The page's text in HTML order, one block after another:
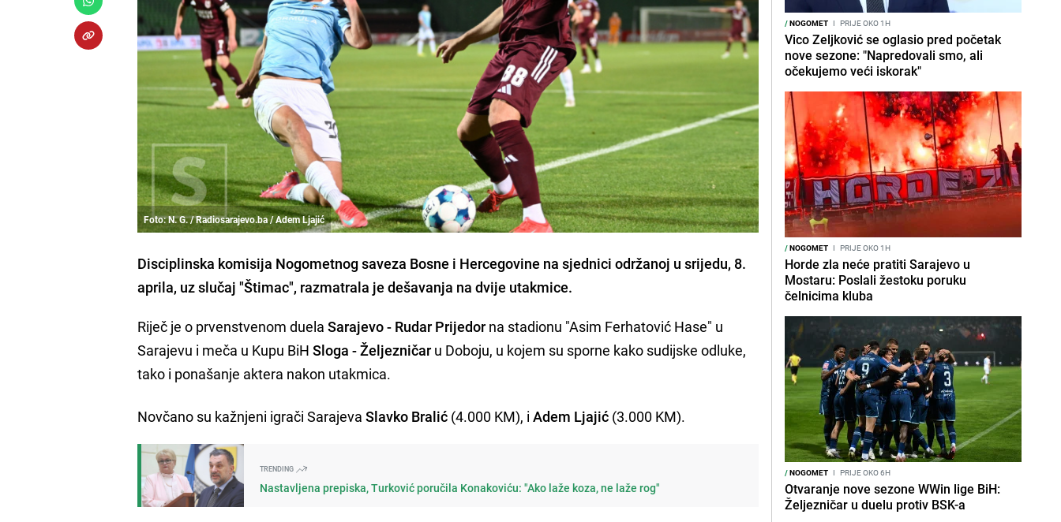
Foto: N. G. / Radiosarajevo.ba / Adem Ljajić
Disciplinska komisija Nogometnog saveza Bosne i Hercegovine na sjednici održanoj u srijedu, 8.
aprila, uz slučaj "Štimac", razmatrala je dešavanja na dvije utakmice.
Riječ je o prvenstvenom duelaSarajevo - Rudar Prijedor na stadionu "Asim Ferhatović Hase" u
Sarajevu i meča u Kupu BiHSloga - Željezničar u Doboju, u kojem su sporne kako sudijske odluke,
tako i ponašanje aktera nakon utakmica.
Novčano su kažnjeni igrači SarajevaSlavko Bralić (4.000 KM), iAdem Ljajić (3.000 KM).
TRENDING
Nastavljena prepiska, Turković poručila Konakoviću: "Ako laže koza, ne laže rog"
/NOGOMET I PRIJE OKO 1H
Vico Zeljković se oglasio pred početak
nove sezone: "Napredovali smo, ali
očekujemo veći iskorak"
/NOGOMET I PRIJE OKO 1H
Horde zla neće pratiti Sarajevo u
Mostaru: Poslali žestoku poruku
čelnicima kluba
/NOGOMET I PRIJE OKO 6H
Otvaranje nove sezone WWin lige BiH:
Željezničar u duelu protiv BSK-a